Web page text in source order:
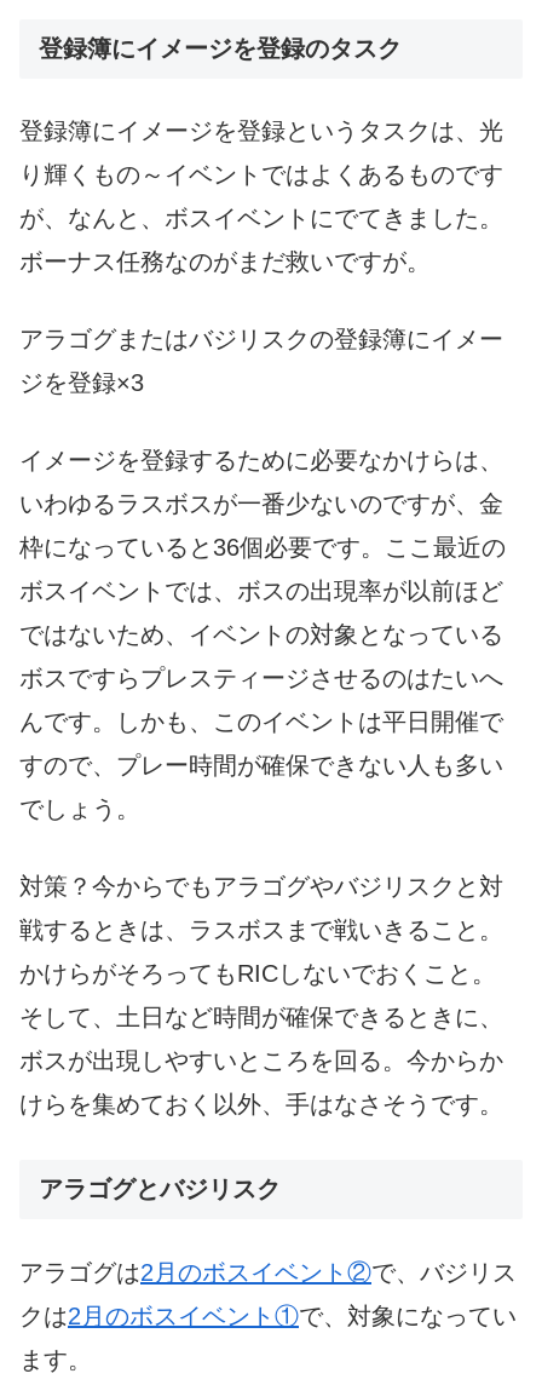
登録簿にイメージを登録のタスク
登録簿にイメージを登録というタスクは、光
り輝くもの～イベントではよくあるものです
が、なんと、ボスイベントにでてきました。
ボーナス任務なのがまだ救いですが。
アラゴグまたはバジリスクの登録簿にイメー
ジを登録×3
イメージを登録するために必要なかけらは、
いわゆるラスボスが一番少ないのですが、金
枠になっていると36個必要です。ここ最近の
ボスイベントでは、ボスの出現率が以前ほど
ではないため、イベントの対象となっている
ボスですらプレスティージさせるのはたいへ
んです。しかも、このイベントは平日開催で
すので、プレー時間が確保できない人も多い
でしょう。
対策？今からでもアラゴグやバジリスクと対
戦するときは、ラスボスまで戦いきること。
かけらがそろってもRICしないでおくこと。
そして、土日など時間が確保できるときに、
ボスが出現しやすいところを回る。今からか
けらを集めておく以外、手はなさそうです。
アラゴグとバジリスク
アラゴグは2月のボスイベント②で、バジリス
クは2月のボスイベント①で、対象になってい
ます。